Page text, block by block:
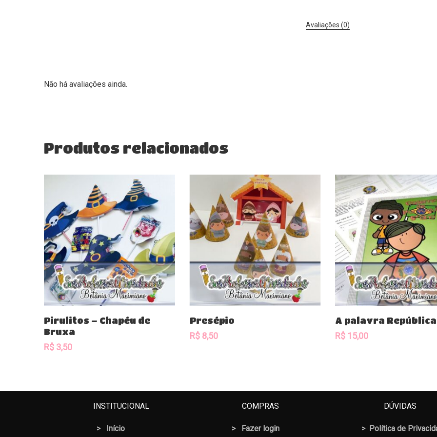
Avaliações (0)
Não há avaliações ainda.
Produtos relacionados
Comprar
Pirulitos – Chapéu de
Bruxa
R$ 3,50
Presépio
R$8,50
Comprar
A palavra República
R$ 15,00
INSTITUCIONAL
> Início
COMPRAS
> Fazer login
DÚVIDAS
> Política de